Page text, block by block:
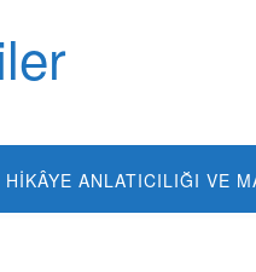
HIKÂYE ANLATICILIĞI VE